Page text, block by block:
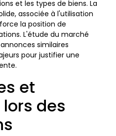
et les types de biens. La
associée à l'utilisation
la position de
L'étude du marché
similaires
pour justifier une
et
des